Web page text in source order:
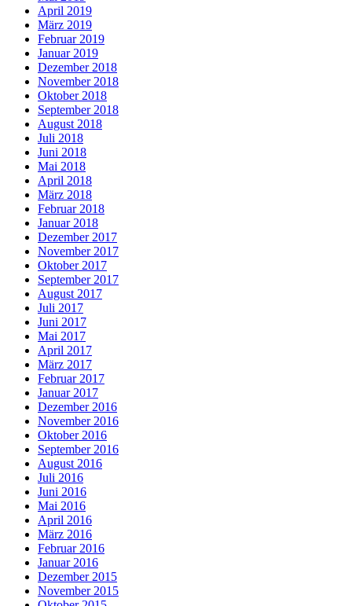
April 2019
März 2019
Februar 2019
Januar 2019
Dezember 2018
November 2018
Oktober 2018
September 2018
August 2018
Juli 2018
Juni 2018
Mai 2018
April 2018
März 2018
Februar 2018
Januar 2018
Dezember 2017
November 2017
Oktober 2017
September 2017
August 2017
Juli 2017
Juni 2017
Mai 2017
April 2017
März 2017
Februar 2017
Januar 2017
Dezember 2016
November 2016
Oktober 2016
September 2016
August 2016
Juli 2016
Juni 2016
Mai 2016
April 2016
März 2016
Februar 2016
Januar 2016
Dezember 2015
November 2015